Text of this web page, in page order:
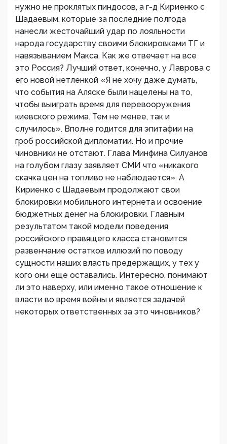
нужно не проклятых пиндосов, а г-д Кириенко с
Шадаевым, которые за последние полгода
нанесли жесточайший удар по лояльности
народа государству своими блокировками ТГ и
навязыванием Макса. Как же отвечает на все
это Россия? Лучший ответ, конечно, у Лаврова с
его новой нетленкой «Я не хочу даже думать,
что события на Аляске были нацелены на то,
чтобы выиграть время для перевооружения
киевского режима. Тем не менее, так и
случилось». Вполне годится для эпитафии на
гроб российской дипломатии. Но и прочие
чиновники не отстают. Глава Минфина Силуанов
на голубом глазу заявляет СМИ что «никакого
скачка цен на топливо не наблюдается». А
Кириенко с Шадаевым продолжают свои
блокировки мобильного интернета и освоение
бюджетных денег на блокировки. Главным
результатом такой модели поведения
российского правящего класса становится
развенчание остатков иллюзий по поводу
сущности наших власть предержащих, у тех у
кого они еще оставались. Интересно, понимают
ли это наверху, или именно такое отношение к
власти во время войны и является задачей
некоторых ответственных за это чиновников?